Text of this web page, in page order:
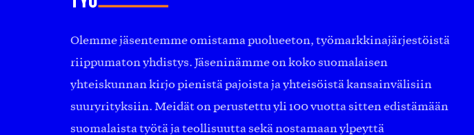
Olemme jäsentemme omistama puolueeton, työmarkkinajärjestöistä
riippumaton yhdistys. Jäseninämme on koko suomalaisen
yhteiskunnan kirjo pienistä pajoista ja yhteisöistä kansainvälisiin
suuryrityksiin. Meidät on perustettu yli 100 vuotta sitten edistämään
suomalaista työtä ja teollisuutta sekä nostamaan ylpeyttä